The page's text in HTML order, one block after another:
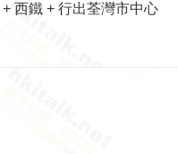
西鐵 + 行出荃灣市中心